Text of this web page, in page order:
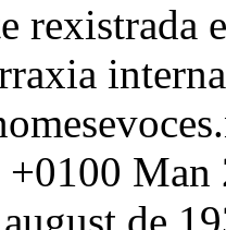
rexistrada
Man